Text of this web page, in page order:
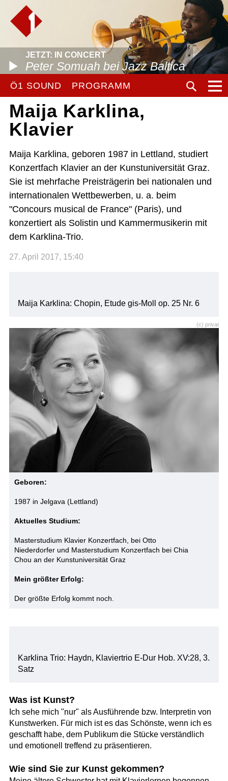
JETZT: IN CONCERT
Peter Somuah bei Jazz Baltica
Ö1 SOUND PROGRAMM
Maija Karklina,
Klavier
Maija Karklina, geboren 1987 in Lettland, studiert
Konzertfach Klavier an der Kunstuniversität Graz.
Sie ist mehrfache Preisträgerin bei nationalen und
internationalen Wettbewerben, u. a. beim
"Concours musical de France" (Paris), und
konzertiert als Solistin und Kammermusikerin mit
dem Karklina-Trio.
27. April 2017, 15:40
Maija Karklina: Chopin, Etude gis-Moll op. 25 Nr. 6
Geboren:
1987 in Jelgava (Lettland)
Aktuelles Studium:
Masterstudium Klavier Konzertfach, bei Otto
Niederdorfer und Masterstudium Konzertfach bei Chia
Chou an der Kunstuniversität Graz
Mein größter Erfolg:
Der größte Erfolg kommt noch.
(c) privat
Karklina Trio: Haydn, Klaviertrio E-Dur Hob. XV:28, 3.
Satz
Was ist Kunst?
Ich sehe mich "nur" als Ausführende bzw. Interpretin von
Kunstwerken. Für mich ist es das Schönste, wenn ich es
geschafft habe, dem Publikum die Stücke verständlich
und emotionell treffend zu präsentieren.
Wie sind Sie zur Kunst gekommen?